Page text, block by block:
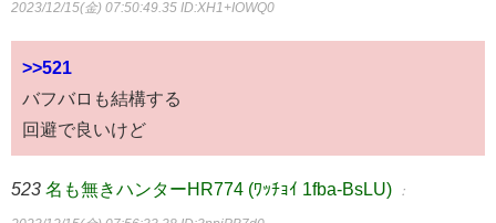
2023/12/15(金) 07:50:49.35 ID:XH1+IOWQ0
>>521
バフバロも結構する
回避で良いけど
523 名も無きハンターHR774 (ﾜｯﾁｮｲ 1fba-BsLU) ：